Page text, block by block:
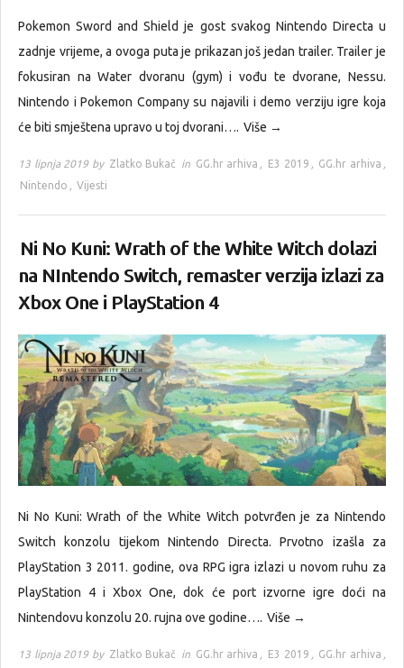
Pokemon Sword and Shield je gost svakog Nintendo Directa u
zadnje vrijeme, a ovoga puta je prikazan još jedan trailer. Trailer je
fokusiran na Water dvoranu (gym) i vođu te dvorane, Nessu.
Nintendo i Pokemon Company su najavili i demo verziju igre koja
će biti smještena upravo u toj dvorani…. Više →
13 lipnja 2019 by Zlatko Bukač in GG.hr arhiva , E3 2019 , GG.hr arhiva ,
Nintendo , Vijesti
Ni No Kuni: Wrath of the White Witch dolazi
na NIntendo Switch, remaster verzija izlazi za
Xbox One i PlayStation 4
Ni No Kuni: Wrath of the White Witch potvrđen je za Nintendo
Switch konzolu tijekom Nintendo Directa. Prvotno izašla za
PlayStation 3 2011. godine, ova RPG igra izlazi u novom ruhu za
PlayStation 4 i Xbox One, dok će port izvorne igre doći na
Nintendovu konzolu 20. rujna ove godine…. Više →
13 lipnja 2019 by Zlatko Bukač in GG.hr arhiva , E3 2019 , GG.hr arhiva ,